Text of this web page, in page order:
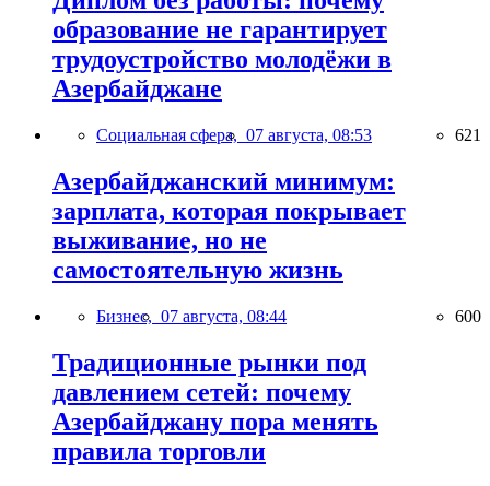
образование не гарантирует
трудоустройство молодёжи в
Азербайджане
Социальная сфера, 07 августа, 08:53 621
Азербайджанский минимум:
зарплата, которая покрывает
выживание, но не
самостоятельную жизнь
Бизнес, 07 августа, 08:44 600
Традиционные рынки под
давлением сетей: почему
Азербайджану пора менять
правила торговли